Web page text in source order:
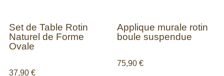
Set de Table Rotin
Naturel de Forme
Ovale
37,90 €
Applique murale rotin
boule suspendue
75,90 €